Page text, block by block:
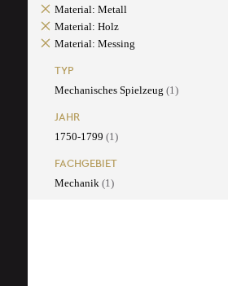
Material: Metall
Material: Holz
Material: Messing
TYP
Mechanisches Spielzeug (1)
JAHR
1750-1799 (1)
FACHGEBIET
Mechanik (1)